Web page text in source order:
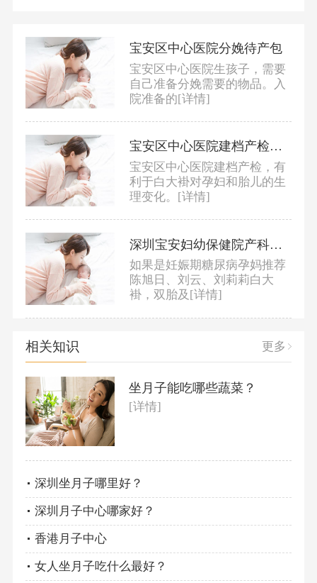
宝安区中心医院分娩待产包
宝安区中心医院生孩子，需要
自己准备分娩需要的物品。入
院准备的[详情]
宝安区中心医院建档产检攻略
宝安区中心医院建档产检，有
利于白大褂对孕妇和胎儿的生
理变化。 [详情]
深圳宝安妇幼保健院产科白大褂推荐
如果是妊娠期糖尿病孕妈推荐
陈旭日、刘云、刘莉莉白大
褂，双胎及 [详情]
相关知识 更多
坐月子能吃哪些蔬菜？
[详情]
深圳坐月子哪里好？
深圳月子中心哪家好？
香港月子中心
女人坐月子吃什么最好？